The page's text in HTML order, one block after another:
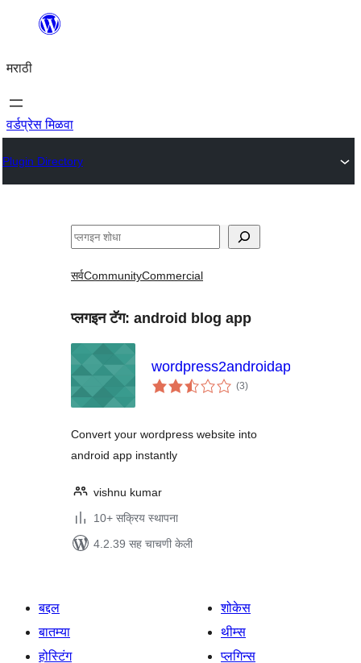
सामुग्रीवर
मराठी
वर्डप्रेस मिळवा
Plugin Directory
शोधा
सर्वCommunityCommercial
प्लगइन टॅग: android blog app
wordpress2androidapp
(3एकूण
मूल्यांकन
)
Convert your wordpress website into
android app instantly
vishnu kumar
10+ सक्रिय स्थापना
4.2.39 सह चाचणी केली
बद्दल
बातम्या
होस्टिंग
शोकेस
थीम्स
प्लगिन्स